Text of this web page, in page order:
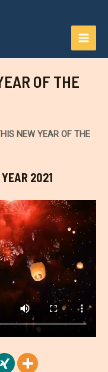
OF THE
NEW YEAR OF THE
2021